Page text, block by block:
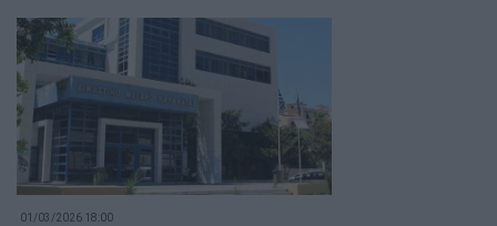
01/03/2026 18:00